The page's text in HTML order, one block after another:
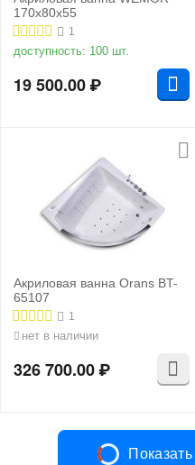
170x80x55
1
доступность: 100 шт.
19 500.00₽
Акриловая ванна Orans BT-
65107
1
нет в наличии
326 700.00₽